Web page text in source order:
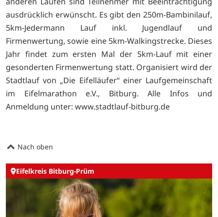
ausdrücklich erwünscht. Es gibt den 250m-Bambinilauf,
5km-Jedermann Lauf inkl. Jugendlauf und
Firmenwertung, sowie eine 5km-Walkingstrecke. Dieses
Jahr findet zum ersten Mal der 5km-Lauf mit einer
gesonderten Firmenwertung statt. Organisiert wird der
Stadtlauf von „Die Eifelläufer“ einer Laufgemeinschaft
im Eifelmarathon e.V., Bitburg. Alle Infos und
Anmeldung unter: www.stadtlauf-bitburg.de
Nach oben
Eifelkreis Bitburg-Prüm